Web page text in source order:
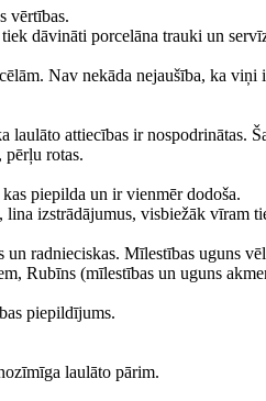
vērtības.
dāvināti porcelāna trauki un
Nav nekāda nejaušība, ka
laulāto attiecības ir nospodrinātas.
pērļu rotas.
piepilda un ir vienmēr dodoša.
izstrādājumus, visbiežāk vīram
un radnieciskas. Mīlestības uguns
Rubīns (mīlestības un uguns
piepildījums.
laulāto pārim.